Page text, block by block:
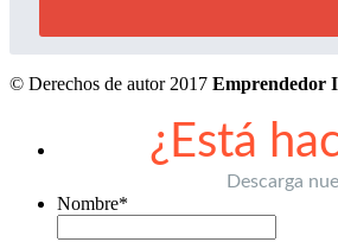
© Derechos de autor 2017 Emprendedor
¿Está
Descarga
Nombre*